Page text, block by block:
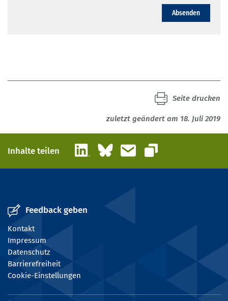
Absenden
zuletzt geändert am 18. Juli 2019
Seite drucken
Inhalte teilen LinkedInBlueskyE-Mail
Link kopieren
Feedback geben
Kontakt
Impressum
Datenschutz
Barrierefreiheit
Cookie-Einstellungen